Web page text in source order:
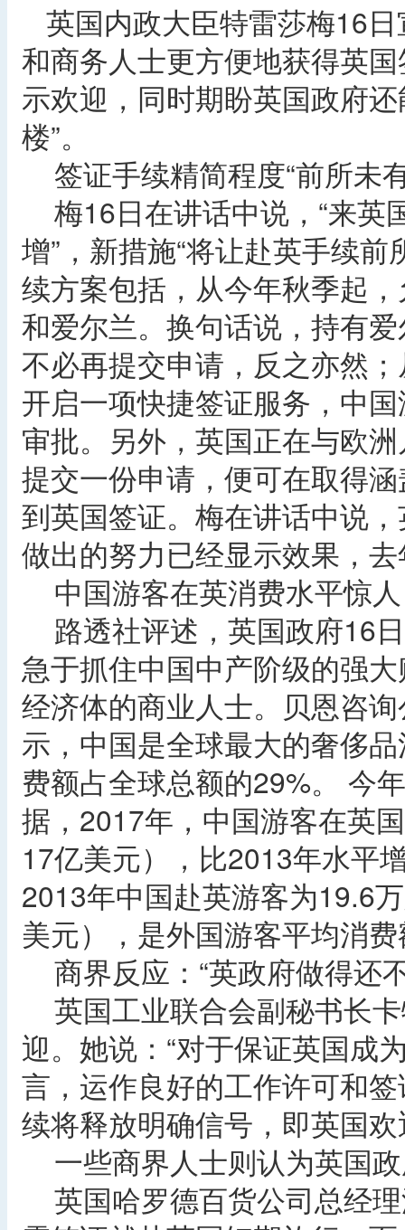
英国内政大臣特雷莎梅16
和商务人士更方便地获得英
示欢迎，同时期盼英国政府
楼”。
签证手续精简程度“前所未
梅16日在讲话中说，“来英
增”，新措施“将让赴英手续
续方案包括，从今年秋季起
和爱尔兰。换句话说，持有
不必再提交申请，反之亦然
开启一项快捷签证服务，中
审批。另外，英国正在与欧
提交一份申请，便可在取得
到英国签证。梅在讲话中说
做出的努力已经显示效果，
中国游客在英消费水平惊人
路透社评述，英国政府16
急于抓住中国中产阶级的强
经济体的商业人士。贝恩咨
示，中国是全球最大的奢侈
费额占全球总额的29%。 今
据，2017年，中国游客在英
17亿美元），比2013年水平
2013年中国赴英游客为19.6
美元），是外国游客平均消
商界反应：“英政府做得还
英国工业联合会副秘书长
迎。她说：“对于保证英国成
言，运作良好的工作许可和
续将释放明确信号，即英国
一些商界人士则认为英国政
英国哈罗德百货公司总经